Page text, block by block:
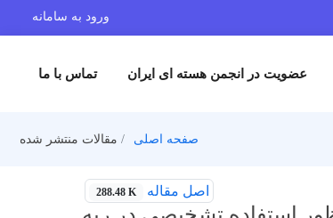
ورود به سامانه
عضویت در انجمن هسته ای ایران تماس با ما
صفحه اصلی مقالات منتشر شده
اصل مقاله 288.48 K